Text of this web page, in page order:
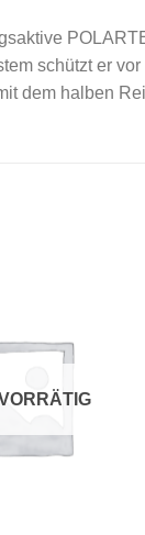
schützt er
dem halben